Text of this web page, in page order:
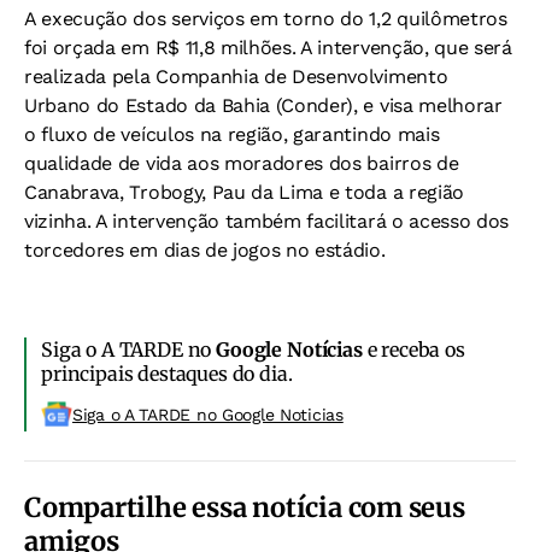
A execução dos serviços em torno do 1,2 quilômetros
foi orçada em R$ 11,8 milhões. A intervenção, que será
realizada pela Companhia de Desenvolvimento
Urbano do Estado da Bahia (Conder), e visa melhorar
o fluxo de veículos na região, garantindo mais
qualidade de vida aos moradores dos bairros de
Canabrava, Trobogy, Pau da Lima e toda a região
vizinha. A intervenção também facilitará o acesso dos
torcedores em dias de jogos no estádio.
Siga o A TARDE noGoogle Notíciase receba os
principais destaques do dia.
Siga o A TARDE no Google Noticias
Compartilhe essa notícia com seus
amigos